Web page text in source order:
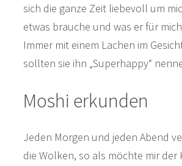
sich die ganze Zeit liebevoll um
etwas brauche und was er für
Immer mit einem Lachen im
sollten sie ihn „Superhappy“
Moshi erkunden
Jeden Morgen und jeden Abend
die Wolken, so als möchte mir der